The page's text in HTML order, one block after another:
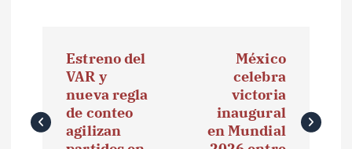
v
e
Estreno del
VAR y
nueva regla
de conteo
agilizan
México
celebra
victoria
inaugural
en Mundial